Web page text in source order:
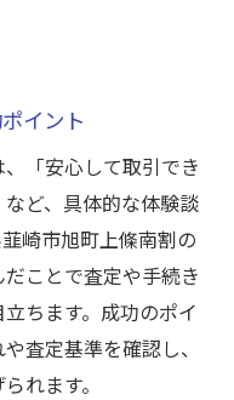
イント
「安心して取引でき
ど、具体的な体験談
崎市旭町上條南割の
ことで査定や手続き
ちます。成功のポイ
査定基準を確認し、
れます。